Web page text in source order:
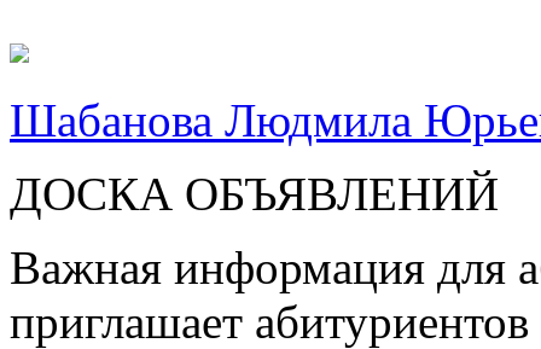
Шабанова Людмила
ДОСКА ОБЪЯВЛЕНИЙ
Важная информация для
приглашает